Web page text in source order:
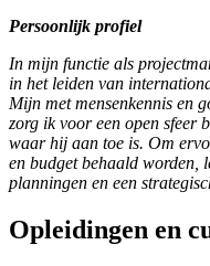
Persoonlijk profiel
In mijn functie als
in het leiden van
Mijn met mensenkennis en
zorg ik voor een open sfeer
waar hij aan toe is. Om
en budget behaald worden,
planningen en een
Opleidingen en